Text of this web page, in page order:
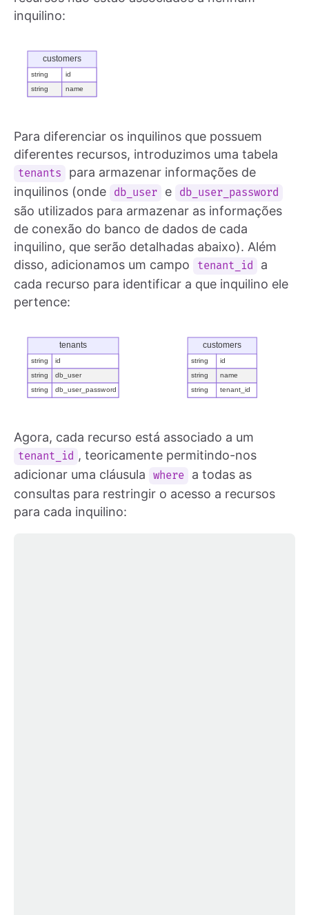
inquilino:
Para diferenciar os inquilinos que possuem
diferentes recursos, introduzimos uma tabela
tenants
para armazenar informações de
inquilinos (onde
db_user e db_user_password
são utilizados para armazenar as informações
de conexão do banco de dados de cada
inquilino, que serão detalhadas abaixo). Além
disso, adicionamos um campo
tenant_id
a
cada recurso para identificar a que inquilino ele
pertence:
Agora, cada recurso está associado a um
tenant_id , teoricamente permitindo-nos
adicionar uma cláusula
where
a todas as
consultas para restringir o acesso a recursos
para cada inquilino: